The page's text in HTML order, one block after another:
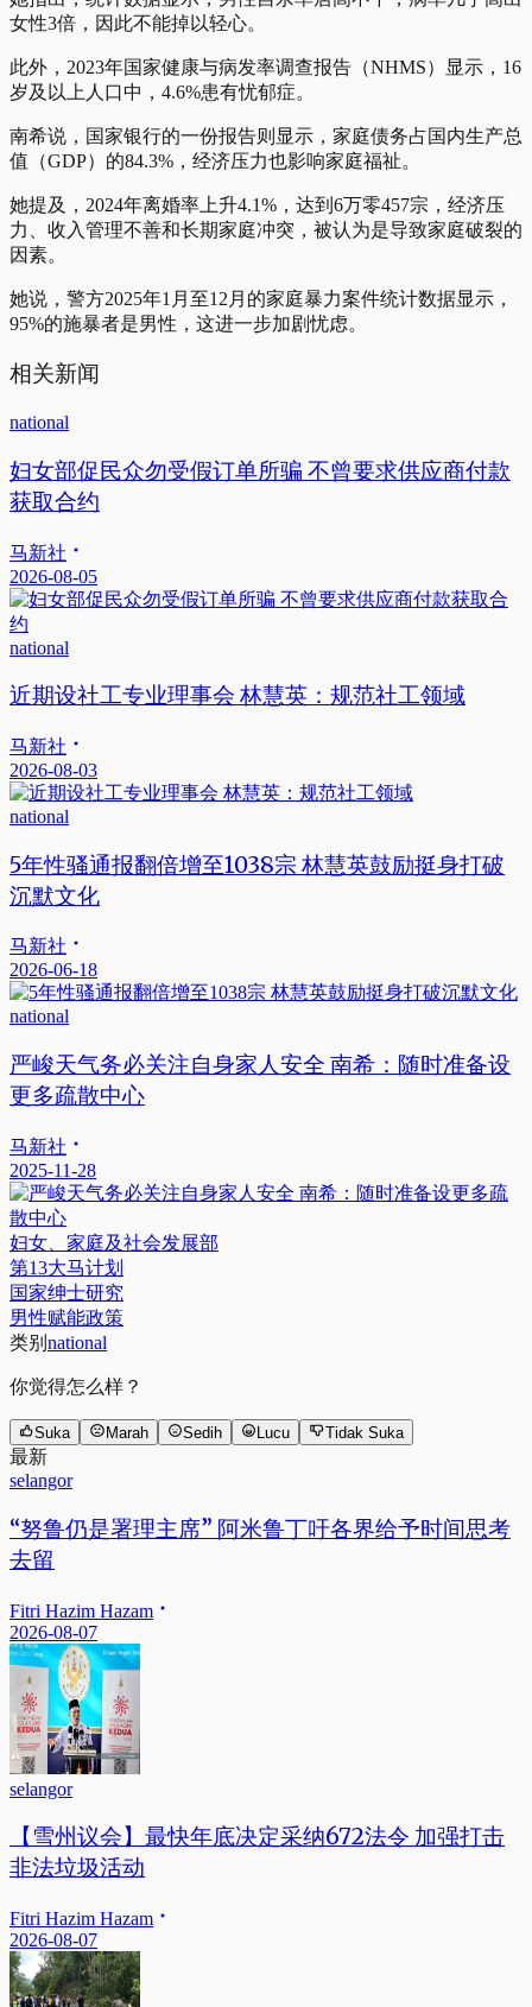
女性3倍，因此不能掉以轻心。
此外，2023年国家健康与病发率调查报告（NHMS）显示，16
岁及以上人口中，4.6%患有忧郁症。
南希说，国家银行的一份报告则显示，家庭债务占国内生产总
值（GDP）的84.3%，经济压力也影响家庭福祉。
她提及，2024年离婚率上升4.1%，达到6万零457宗，经济压
力、收入管理不善和长期家庭冲突，被认为是导致家庭破裂的
因素。
她说，警方2025年1月至12月的家庭暴力案件统计数据显示，
95%的施暴者是男性，这进一步加剧忧虑。
相关新闻
national
妇女部促民众勿受假订单所骗 不曾要求供应商付款
获取合约
马新社
2026-08-05
national
近期设社工专业理事会 林慧英：规范社工领域
马新社
2026-08-03
national
5年性骚通报翻倍增至1038宗 林慧英鼓励挺身打破
沉默文化
马新社
2026-06-18
national
严峻天气务必关注自身家人安全 南希：随时准备设
更多疏散中心
马新社
2025-11-28
妇女、家庭及社会发展部
第13大马计划
国家绅士研究
男性赋能政策
类别 national
你觉得怎么样？
Suka Marah Sedih Lucu Tidak Suka
最新
selangor
“努鲁仍是署理主席” 阿米鲁丁吁各界给予时间思考
去留
Fitri Hazim Hazam
2026-08-07
selangor
【雪州议会】最快年底决定采纳672法令 加强打击
非法垃圾活动
Fitri Hazim Hazam
2026-08-07